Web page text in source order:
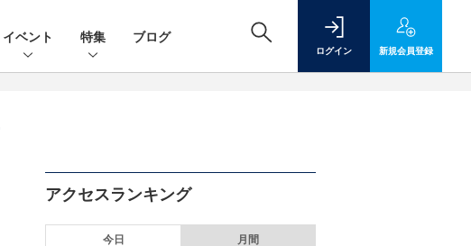
イベント 特集 ブログ
ログイン 新規会員登録
アクセスランキング
今日 月間